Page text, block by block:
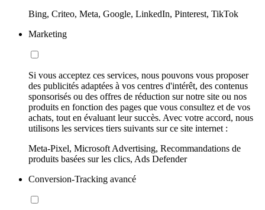
Bing, Criteo, Meta, Google, LinkedIn, Pinterest, TikTok
Marketing
Si vous acceptez ces services, nous pouvons vous proposer
des publicités adaptées à vos centres d'intérêt, des contenus
sponsorisés ou des offres de réduction sur notre site ou nos
produits en fonction des pages que vous consultez et de vos
achats, tout en évaluant leur succès. Avec votre accord, nous
utilisons les services tiers suivants sur ce site internet :
Meta-Pixel, Microsoft Advertising, Recommandations de
produits basées sur les clics, Ads Defender
Conversion-Tracking avancé